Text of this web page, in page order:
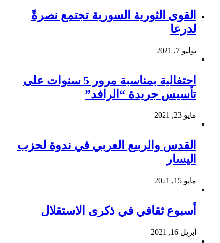
القوى الثورية السورية تجتمع نصرةً
لدرعا
يوليو 7, 2021
احتفالية بمناسبة مرور 5 سنوات على
تأسيس جريدة “الرافد”
مايو 23, 2021
القدس والربيع العربي في ندوة لحزب
اليسار
مايو 15, 2021
أسبوع ثقافي في ذكرى الاستقلال
أبريل 16, 2021